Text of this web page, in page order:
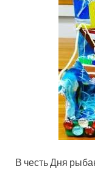
В честь Дня